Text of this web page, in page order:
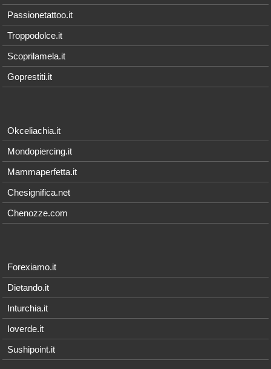
Passionetattoo.it
Troppodolce.it
Scoprilamela.it
Goprestiti.it
Okceliachia.it
Mondopiercing.it
Mammaperfetta.it
Chesignifica.net
Chenozze.com
Forexiamo.it
Dietando.it
Inturchia.it
Ioverde.it
Sushipoint.it